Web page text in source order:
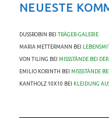
NEUESTE
DUSSROBIN BEI TRÄGER-GALERIE
MARIA METTERMANN BEI
VON TILING BEI MISSSTÄNDE BEI
EMILIO KORINTH BEI MISSSTÄNDE
KANTHOLZ 10X10 BEI KLEIDUNG